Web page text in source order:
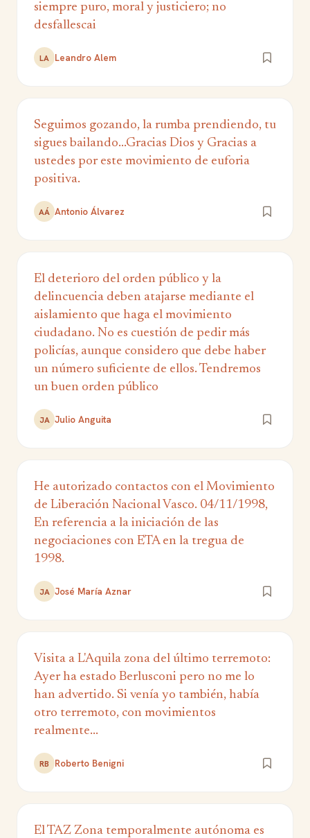
siempre puro, moral y justiciero; no
desfallescai
LA Leandro Alem
Seguimos gozando, la rumba prendiendo, tu
sigues bailando...Gracias Dios y Gracias a
ustedes por este movimiento de euforia
positiva.
AÁ Antonio Álvarez
El deterioro del orden público y la
delincuencia deben atajarse mediante el
aislamiento que haga el movimiento
ciudadano. No es cuestión de pedir más
policías, aunque considero que debe haber
un número suficiente de ellos. Tendremos
un buen orden público
JA Julio Anguita
He autorizado contactos con el Movimiento
de Liberación Nacional Vasco. 04/11/1998,
En referencia a la iniciación de las
negociaciones con ETA en la tregua de
1998.
JA José María Aznar
Visita a L'Aquila zona del último terremoto:
Ayer ha estado Berlusconi pero no me lo
han advertido. Si venía yo también, había
otro terremoto, con movimientos
realmente...
RB Roberto Benigni
El TAZ Zona temporalmente autónoma es